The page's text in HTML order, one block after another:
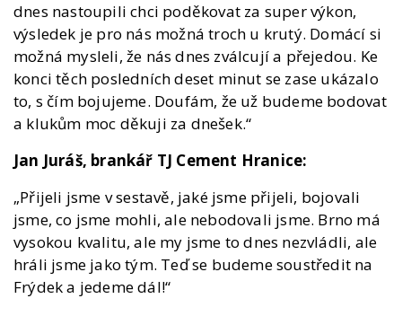
dnes nastoupili chci poděkovat za super výkon,
výsledek je pro nás možná troch u krutý. Domácí si
možná mysleli, že nás dnes zválcují a přejedou. Ke
konci těch posledních deset minut se zase ukázalo
to, s čím bojujeme. Doufám, že už budeme bodovat
a klukům moc děkuji za dnešek.“
Jan Juráš, brankář TJ Cement Hranice:
„Přijeli jsme v sestavě, jaké jsme přijeli, bojovali
jsme, co jsme mohli, ale nebodovali jsme. Brno má
vysokou kvalitu, ale my jsme to dnes nezvládli, ale
hráli jsme jako tým. Teď se budeme soustředit na
Frýdek a jedeme dál!“